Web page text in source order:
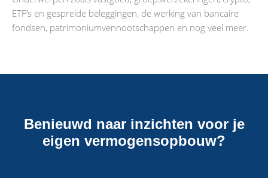
ETF’s en gespreide beleggingen, de werking van bancaire
fondsen, patrimoniumvennootschappen en nog veel meer.
Benieuwd naar inzichten voor je
eigen vermogensopbouw?